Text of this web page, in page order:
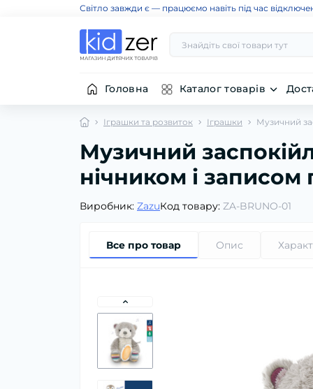
Світло завжди є — працюємо навіть під час
Головна Каталог товарів
Іграшки та розвиток Іграшки Музичний
Музичний
нічником і записом
Виробник: ZazuКод товару: ZA-BRUNO-01
Все про товар Опис